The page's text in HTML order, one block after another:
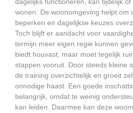
dagelijks functioneren, kan tijdelijk
wonen. De woonomgeving helpt om
beperken en dagelijkse keuzes
Toch blijft er aandacht voor
termijn meer eigen regie kunnen
biedt houvast, maar moet tegelijk
stappen vooruit. Door steeds kleine
de training overzichtelijk en groeit
onnodige haast. Een goede
belangrijk, omdat te weinig
kan leiden. Daarmee kan deze